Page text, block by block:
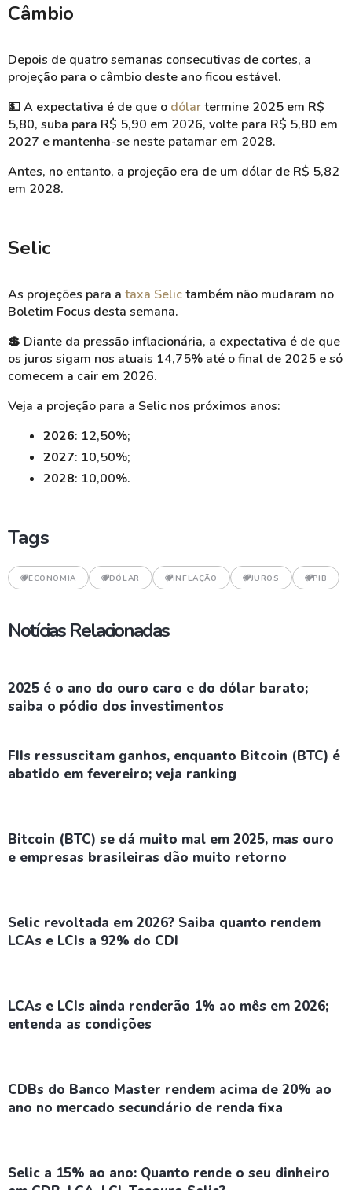
Câmbio
Depois de quatro semanas consecutivas de cortes, a
projeção para o câmbio deste ano ficou estável.
💵A expectativa é de que o dólartermine 2025 em R$
5,80, suba para R$ 5,90 em 2026, volte para R$ 5,80 em
2027 e mantenha-se neste patamar em 2028.
Antes, no entanto, a projeção era de um dólar de R$ 5,82
em 2028.
Selic
As projeções para a taxa Selictambém não mudaram no
Boletim Focus desta semana.
💲 Diante da pressão inflacionária, a expectativa é de que
os juros sigam nos atuais 14,75% até o final de 2025 e só
comecem a cair em 2026.
Veja a projeção para a Selic nos próximos anos:
2026: 12,50%;
2027: 10,50%;
2028: 10,00%.
Tags
ECONOMIA DÓLAR INFLAÇÃO JUROS PIB
Notícias Relacionadas
2025 é o ano do ouro caro e do dólar barato;
saiba o pódio dos investimentos
FIIs ressuscitam ganhos, enquanto Bitcoin (BTC) é
abatido em fevereiro; veja ranking
Bitcoin (BTC) se dá muito mal em 2025, mas ouro
e empresas brasileiras dão muito retorno
Selic revoltada em 2026? Saiba quanto rendem
LCAs e LCIs a 92% do CDI
LCAs e LCIs ainda renderão 1% ao mês em 2026;
entenda as condições
CDBs do Banco Master rendem acima de 20% ao
ano no mercado secundário de renda fixa
Selic a 15% ao ano: Quanto rende o seu dinheiro